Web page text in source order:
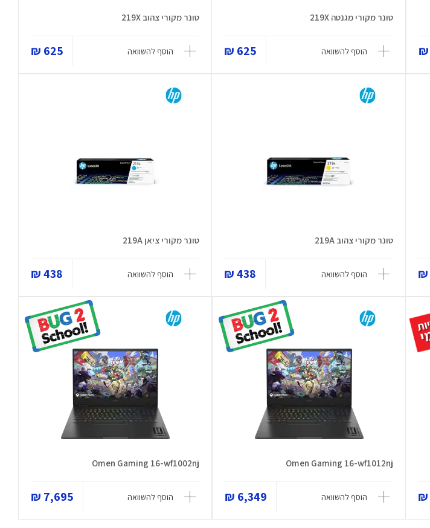
טונר מקורי מגנטה 219X
הוסף להשוואה 625 ₪
טונר מקורי צהוב 219X
הוסף להשוואה 625 ₪
טונר מקורי צהוב 219A
הוסף להשוואה 438 ₪
טונר מקורי ציאן 219A
הוסף להשוואה 438 ₪
Omen Gaming 16-wf1012nj
הוסף להשוואה 6,349 ₪
Omen Gaming 16-wf1002nj
הוסף להשוואה 7,695 ₪